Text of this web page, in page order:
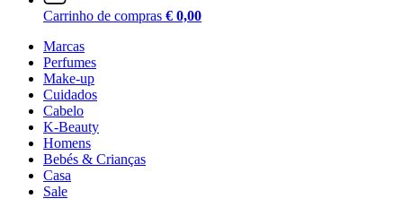
Carrinho de compras € 0,00
Marcas
Perfumes
Make-up
Cuidados
Cabelo
K-Beauty
Homens
Bebés & Crianças
Casa
Sale